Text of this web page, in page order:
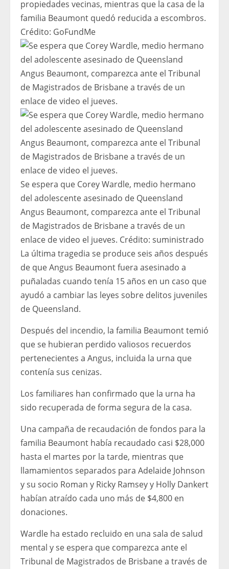
propiedades vecinas, mientras que la casa de la
familia Beaumont quedó reducida a escombros.
Crédito: GoFundMe
Se espera que Corey Wardle, medio hermano
del adolescente asesinado de Queensland
Angus Beaumont, comparezca ante el Tribunal
de Magistrados de Brisbane a través de un
enlace de video el jueves. Crédito: suministrado
La última tragedia se produce seis años después
de que Angus Beaumont fuera asesinado a
puñaladas cuando tenía 15 años en un caso que
ayudó a cambiar las leyes sobre delitos juveniles
de Queensland.
Después del incendio, la familia Beaumont temió
que se hubieran perdido valiosos recuerdos
pertenecientes a Angus, incluida la urna que
contenía sus cenizas.
Los familiares han confirmado que la urna ha
sido recuperada de forma segura de la casa.
Una campaña de recaudación de fondos para la
familia Beaumont había recaudado casi $28,000
hasta el martes por la tarde, mientras que
llamamientos separados para Adelaide Johnson
y su socio Roman y Ricky Ramsey y Holly Dankert
habían atraído cada uno más de $4,800 en
donaciones.
Wardle ha estado recluido en una sala de salud
mental y se espera que comparezca ante el
Tribunal de Magistrados de Brisbane a través de